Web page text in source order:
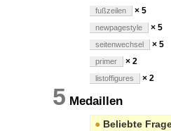
fußzeilen × 5
newpagestyle × 5
seitenwechsel × 5
primer × 2
listoffigures × 2
5 Medaillen
● Beliebte